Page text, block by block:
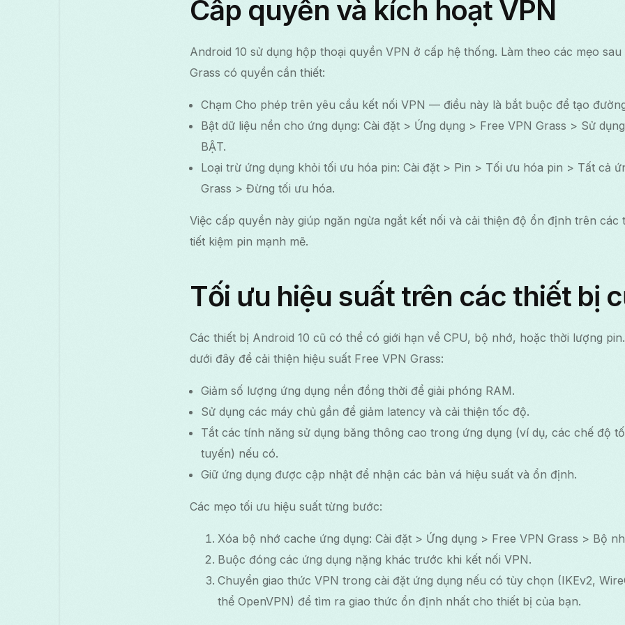
Cấp quyền và kích hoạt VPN
Android 10 sử dụng hộp thoại quyền VPN ở cấp hệ thống. Làm theo các mẹo
Grass có quyền cần thiết:
Chạm Cho phép trên yêu cầu kết nối VPN — điều này là bắt buộc để tạo
Bật dữ liệu nền cho ứng dụng: Cài đặt > Ứng dụng > Free VPN Grass > Sử
BẬT.
Loại trừ ứng dụng khỏi tối ưu hóa pin: Cài đặt > Pin > Tối ưu hóa pin > Tất cả
Grass > Đừng tối ưu hóa.
Việc cấp quyền này giúp ngăn ngừa ngắt kết nối và cải thiện độ ổn định trên các
tiết kiệm pin mạnh mẽ.
Tối ưu hiệu suất trên các thiết bị
Các thiết bị Android 10 cũ có thể có giới hạn về CPU, bộ nhớ, hoặc thời lượng
dưới đây để cải thiện hiệu suất Free VPN Grass:
Giảm số lượng ứng dụng nền đồng thời để giải phóng RAM.
Sử dụng các máy chủ gần để giảm latency và cải thiện tốc độ.
Tắt các tính năng sử dụng băng thông cao trong ứng dụng (ví dụ, các chế độ
tuyến) nếu có.
Giữ ứng dụng được cập nhật để nhận các bản vá hiệu suất và ổn định.
Các mẹo tối ưu hiệu suất từng bước:
Xóa bộ nhớ cache ứng dụng: Cài đặt > Ứng dụng > Free VPN Grass > Bộ
Buộc đóng các ứng dụng nặng khác trước khi kết nối VPN.
Chuyển giao thức VPN trong cài đặt ứng dụng nếu có tùy chọn (IKEv2,
thể OpenVPN) để tìm ra giao thức ổn định nhất cho thiết bị của bạn.